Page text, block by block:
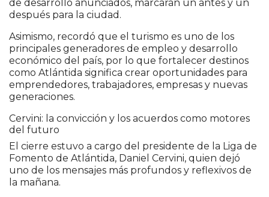
de desarrollo anunciados, marcarán un antes y un
después para la ciudad.
Asimismo, recordó que el turismo es uno de los
principales generadores de empleo y desarrollo
económico del país, por lo que fortalecer destinos
como Atlántida significa crear oportunidades para
emprendedores, trabajadores, empresas y nuevas
generaciones.
Cervini: la convicción y los acuerdos como motores
del futuro
El cierre estuvo a cargo del presidente de la Liga de
Fomento de Atlántida, Daniel Cervini, quien dejó
uno de los mensajes más profundos y reflexivos de
la mañana.